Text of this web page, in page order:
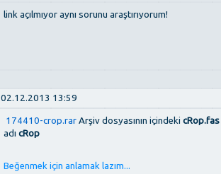
link açılmıyor aynı sorunu araştırıyorum!
02.12.2013 13:59
174410-crop.rar Arşiv dosyasının içindeki cRop.fas
adı cRop
Beğenmek için anlamak lazım...